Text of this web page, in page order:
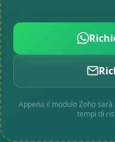
Appena il modulo Zoho
tempi di